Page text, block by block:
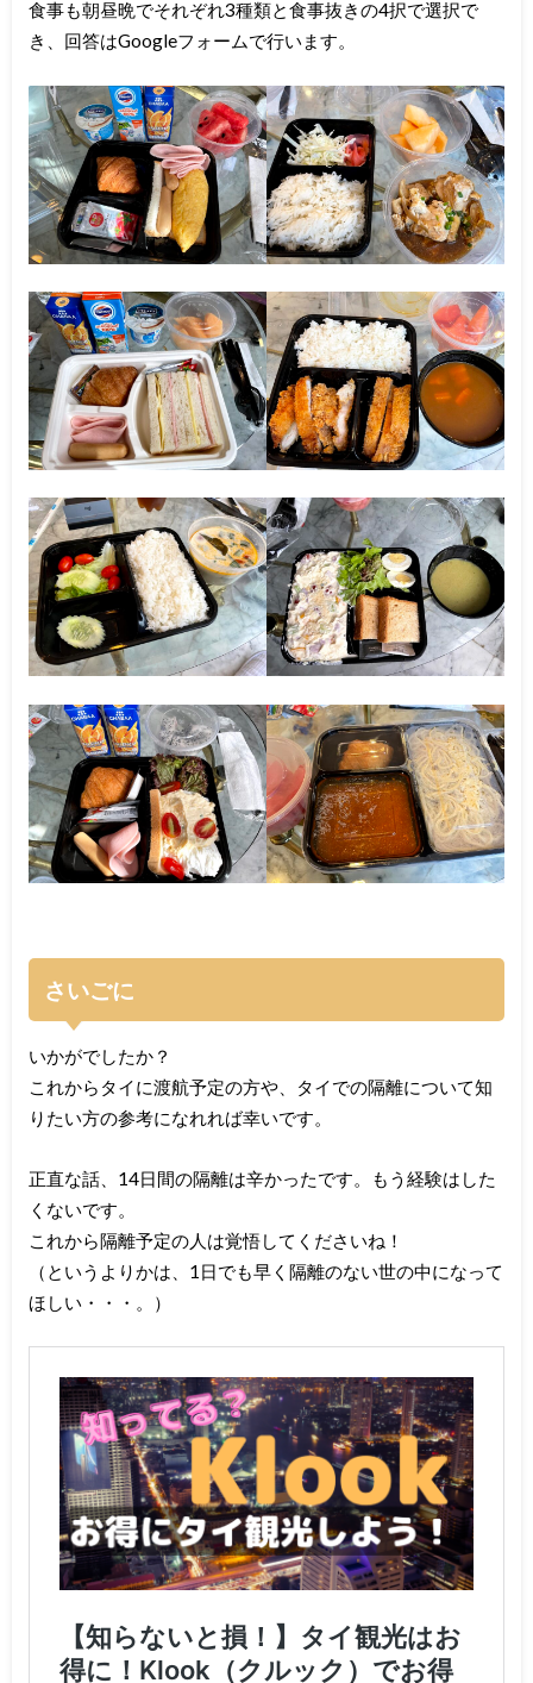
食事も朝昼晩でそれぞれ3種類と食事抜きの4択で選択で
き、回答はGoogleフォームで行います。
さいごに
いかがでしたか？
これからタイに渡航予定の方や、タイでの隔離について知
りたい方の参考になれれば幸いです。
正直な話、14日間の隔離は辛かったです。もう経験はした
くないです。
これから隔離予定の人は覚悟してくださいね！
（というよりかは、1日でも早く隔離のない世の中になって
ほしい・・・。）